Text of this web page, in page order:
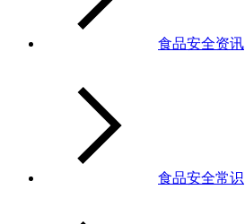
食品安全资讯
食品安全常识